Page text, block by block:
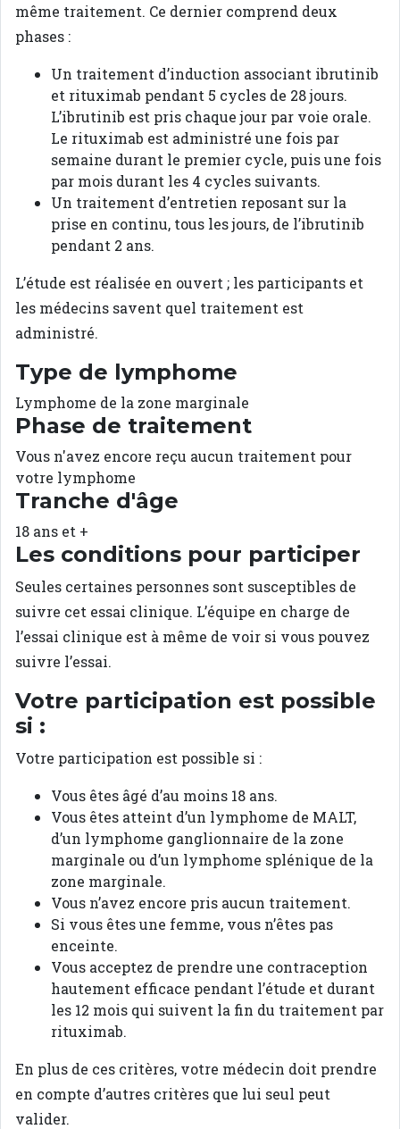
même traitement. Ce dernier comprend deux
phases :
Un traitement d’induction associant ibrutinib
et rituximab pendant 5 cycles de 28 jours.
L’ibrutinib est pris chaque jour par voie orale.
Le rituximab est administré une fois par
semaine durant le premier cycle, puis une fois
par mois durant les 4 cycles suivants.
Un traitement d’entretien reposant sur la
prise en continu, tous les jours, de l’ibrutinib
pendant 2 ans.
L’étude est réalisée en ouvert ; les participants et
les médecins savent quel traitement est
administré.
Type de lymphome
Lymphome de la zone marginale
Phase de traitement
Vous n'avez encore reçu aucun traitement pour
votre lymphome
Tranche d'âge
18 ans et +
Les conditions pour participer
Seules certaines personnes sont susceptibles de
suivre cet essai clinique. L’équipe en charge de
l’essai clinique est à même de voir si vous pouvez
suivre l’essai.
Votre participation est possible
si :
Votre participation est possible si :
Vous êtes âgé d’au moins 18 ans.
Vous êtes atteint d’un lymphome de MALT,
d’un lymphome ganglionnaire de la zone
marginale ou d’un lymphome splénique de la
zone marginale.
Vous n’avez encore pris aucun traitement.
Si vous êtes une femme, vous n’êtes pas
enceinte.
Vous acceptez de prendre une contraception
hautement efficace pendant l’étude et durant
les 12 mois qui suivent la fin du traitement par
rituximab.
En plus de ces critères, votre médecin doit prendre
en compte d’autres critères que lui seul peut
valider.